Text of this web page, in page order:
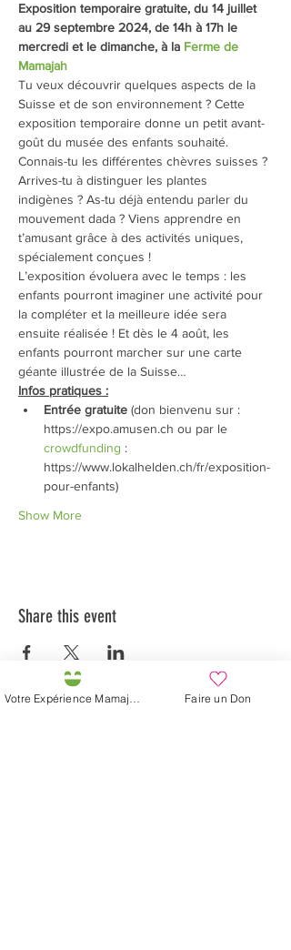
Exposition temporaire gratuite, du 14 juillet
au 29 septembre 2024, de 14h à 17h le
mercredi et le dimanche, à la Ferme de
Mamajah
Tu veux découvrir quelques aspects de la
Suisse et de son environnement ? Cette
exposition temporaire donne un petit avant-
goût du musée des enfants souhaité.
Connais-tu les différentes chèvres suisses ?
Arrives-tu à distinguer les plantes
indigènes ? As-tu déjà entendu parler du
mouvement dada ? Viens apprendre en
t’amusant grâce à des activités uniques,
spécialement conçues !
L’exposition évoluera avec le temps : les
enfants pourront imaginer une activité pour
la compléter et la meilleure idée sera
ensuite réalisée ! Et dès le 4 août, les
enfants pourront marcher sur une carte
géante illustrée de la Suisse…
Infos pratiques :
Entrée gratuite (don bienvenu sur :
https://expo.amusen.ch ou par le
crowdfunding :
https://www.lokalhelden.ch/fr/exposition-
pour-enfants)
Show More
Share this event
Faire un Don